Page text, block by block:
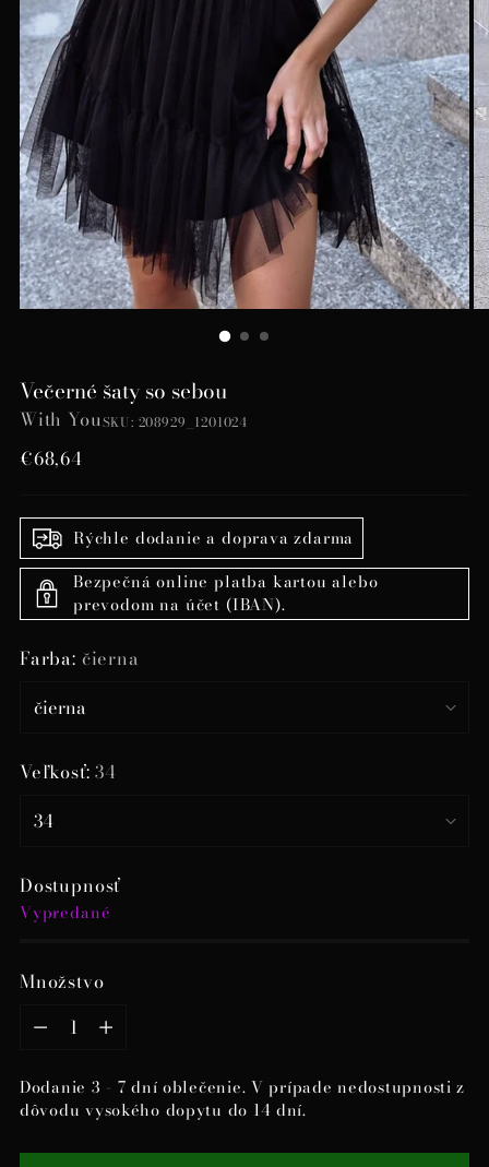
Večerné šaty so sebou
With YouSKU: 208929_1201024
Bežná
€68,64
Rýchle dodanie a doprava zdarma
Bezpečná online platba kartou alebo
prevodom na účet (IBAN).
Farba: čierna
Veľkosť:34
Dostupnosť
Vypredané
Množstvo
Množstvo
Dodanie 3 - 7 dní oblečenie. V prípade nedostupnosti z
dôvodu vysokého dopytu do 14 dní.